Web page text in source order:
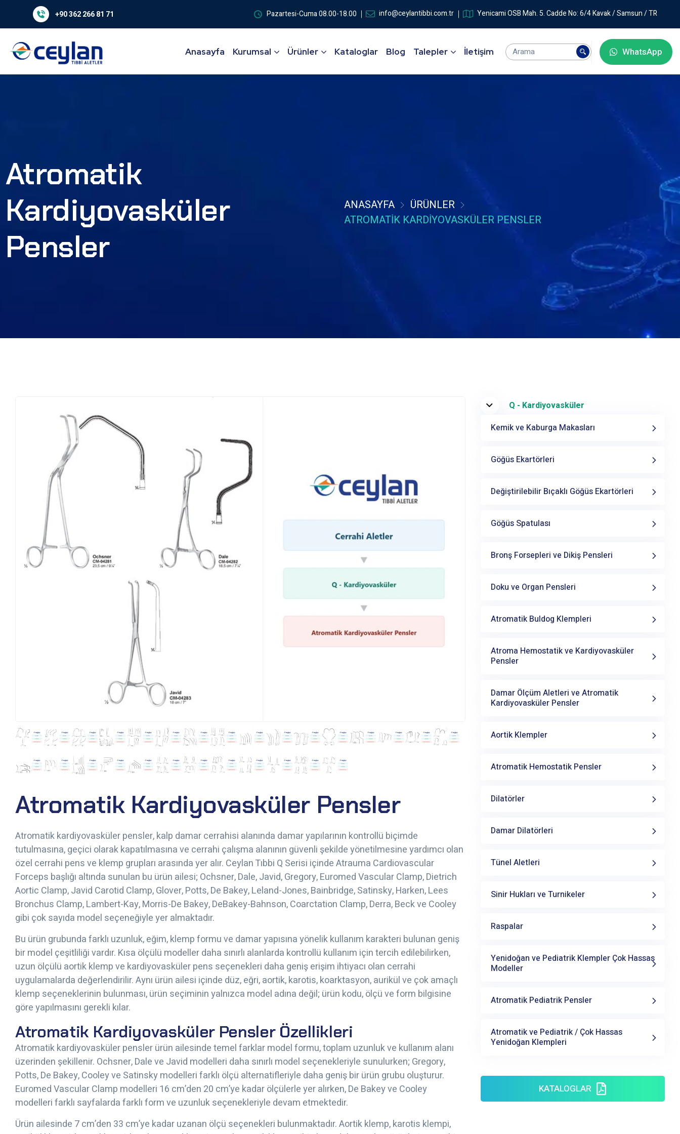
+90 362 266 81 71 Pazartesi-Cuma 08.00-18.00 info@ceylantibbi.com.tr Yenicami OSB Mah. 5. Cadde No: 6/4 Kavak / Samsun / TR
Anasayfa Kurumsal Ürünler Kataloglar Blog Talepler İletişim WhatsApp
Atromatik
Kardiyovasküler
Pensler
ANASAYFA
ÜRÜNLER
ATROMATIK KARDIYOVASKÜLER PENSLER
Atromatik Kardiyovasküler Pensler
Atromatik kardiyovasküler pensler, kalp damar cerrahisi alanında damar yapılarının kontrollü biçimde
tutulmasına, geçici olarak kapatılmasına ve cerrahi çalışma alanının güvenli şekilde yönetilmesine yardımcı olan
özel cerrahi pens ve klemp grupları arasında yer alır. Ceylan Tıbbi Q Serisi içinde Atrauma Cardiovascular
Forceps başlığı altında sunulan bu ürün ailesi; Ochsner, Dale, Javid, Gregory, Euromed Vascular Clamp, Dietrich
Aortic Clamp, Javid Carotid Clamp, Glover, Potts, De Bakey, Leland-Jones, Bainbridge, Satinsky, Harken, Lees
Bronchus Clamp, Lambert-Kay, Morris-De Bakey, DeBakey-Bahnson, Coarctation Clamp, Derra, Beck ve Cooley
gibi çok sayıda model seçeneğiyle yer almaktadır.
Bu ürün grubunda farklı uzunluk, eğim, klemp formu ve damar yapısına yönelik kullanım karakteri bulunan geniş
bir model çeşitliliği vardır. Kısa ölçülü modeller daha sınırlı alanlarda kontrollü kullanım için tercih edilebilirken,
uzun ölçülü aortik klemp ve kardiyovasküler pens seçenekleri daha geniş erişim ihtiyacı olan cerrahi
uygulamalarda değerlendirilir. Aynı ürün ailesi içinde düz, eğri, aortik, karotis, koarktasyon, aurikül ve çok amaçlı
klemp seçeneklerinin bulunması, ürün seçiminin yalnızca model adına değil; ürün kodu, ölçü ve form bilgisine
göre yapılmasını gerekli kılar.
Atromatik Kardiyovasküler Pensler Özellikleri
Atromatik kardiyovasküler pensler ürün ailesinde temel farklar model formu, toplam uzunluk ve kullanım alanı
üzerinden şekillenir. Ochsner, Dale ve Javid modelleri daha sınırlı model seçenekleriyle sunulurken; Gregory,
Potts, De Bakey, Cooley ve Satinsky modelleri farklı ölçü alternatifleriyle daha geniş bir ürün grubu oluşturur.
Euromed Vascular Clamp modelleri 16 cm’den 20 cm’ye kadar ölçülerle yer alırken, De Bakey ve Cooley
modelleri farklı sayfalarda farklı form ve uzunluk seçenekleriyle devam etmektedir.
Ürün ailesinde 7 cm’den 33 cm’ye kadar uzanan ölçü seçenekleri bulunmaktadır. Aortik klemp, karotis klempi,
Q - Kardiyovasküler
Kemik ve Kaburga Makasları
Göğüs Ekartörleri
Değiştirilebilir Bıçaklı Göğüs Ekartörleri
Göğüs Spatulası
Bronş Forsepleri ve Dikiş Pensleri
Doku ve Organ Pensleri
Atromatik Buldog Klempleri
Atroma Hemostatik ve Kardiyovasküler
Pensler
Damar Ölçüm Aletleri ve Atromatik
Kardiyovasküler Pensler
Aortik Klempler
Atromatik Hemostatik Pensler
Dilatörler
Damar Dilatörleri
Tünel Aletleri
Sinir Hukları ve Turnikeler
Raspalar
Yenidoğan ve Pediatrik Klempler Çok Hassas
Modeller
Atromatik Pediatrik Pensler
Atromatik ve Pediatrik / Çok Hassas
Yenidoğan Klempleri
KATALOGLAR